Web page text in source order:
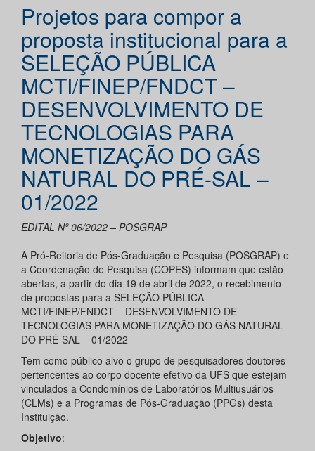
Projetos para compor a
proposta institucional para a
SELEÇÃO PÚBLICA
MCTI/FINEP/FNDCT –
DESENVOLVIMENTO DE
TECNOLOGIAS PARA
MONETIZAÇÃO DO GÁS
NATURAL DO PRÉ-SAL –
01/2022
EDITAL Nº 06/2022 – POSGRAP
A Pró-Reitoria de Pós-Graduação e Pesquisa (POSGRAP) e
a Coordenação de Pesquisa (COPES) informam que estão
abertas, a partir do dia 19 de abril de 2022, o recebimento
de propostas para a SELEÇÃO PÚBLICA
MCTI/FINEP/FNDCT – DESENVOLVIMENTO DE
TECNOLOGIAS PARA MONETIZAÇÃO DO GÁS NATURAL
DO PRÉ-SAL – 01/2022
Tem como público alvo o grupo de pesquisadores doutores
pertencentes ao corpo docente efetivo da UFS que estejam
vinculados a Condomínios de Laboratórios Multiusuários
(CLMs) e a Programas de Pós-Graduação (PPGs) desta
Instituição.
Objetivo: